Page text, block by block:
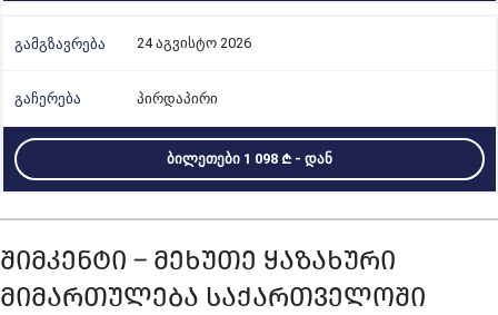
24 აგვისტო 2026
პირდაპირი
ᲑᲘᲚᲔᲗᲔᲑᲘ 1 098 - ᲓᲐᲜ
ᲨᲘᲛᲙᲔᲜᲢᲘ – ᲛᲔᲮᲣᲗᲔ ᲧᲐᲖᲐᲮᲣᲠᲘ
ᲛᲘᲛᲐᲠᲗᲣᲚᲔᲑᲐ ᲡᲐᲥᲐᲠᲗᲕᲔᲚᲝᲨᲘ